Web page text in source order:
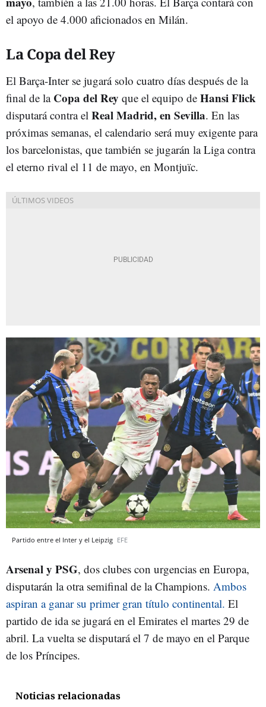
el apoyo de 4.000 aficionados en Milán.
La Copa del Rey
El Barça-Inter se jugará solo cuatro días después de la
final de la Copa del Rey que el equipo de Hansi Flick
disputará contra el Real Madrid, en Sevilla. En las
próximas semanas, el calendario será muy exigente para
los barcelonistas, que también se jugarán la Liga contra
el eterno rival el 11 de mayo, en Montjuïc.
Partido entre el Inter y el Leipzig EFE
Arsenal y PSG, dos clubes con urgencias en Europa,
disputarán la otra semifinal de la Champions. Ambos
aspiran a ganar su primer gran título continental. El
partido de ida se jugará en el Emirates el martes 29 de
abril. La vuelta se disputará el 7 de mayo en el Parque
de los Príncipes.
Noticias relacionadas